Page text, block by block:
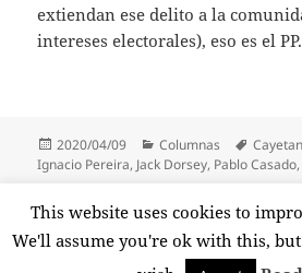
extiendan ese delito a la
intereses electorales), eso es el
Publicado
el
2020/04/09 Categorías
Columnas
Ignacio Pereira, Jack Dorsey, Pablo Casado
Paginación
de
PÁGINA1
This website uses cookies to
We'll assume you're ok with this,